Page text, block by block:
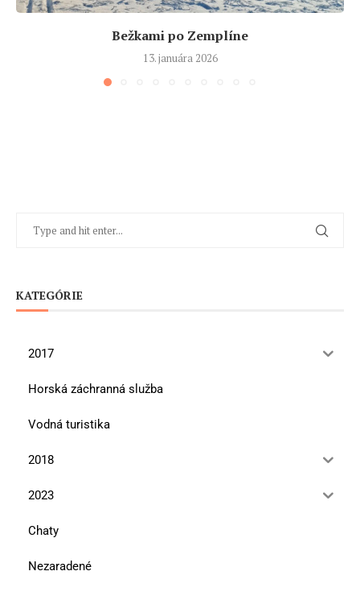
Bežkami po Zemplíne
13. januára 2026
KATEGÓRIE
2017
Horská záchranná služba
Vodná turistika
2018
2023
Chaty
Nezaradené